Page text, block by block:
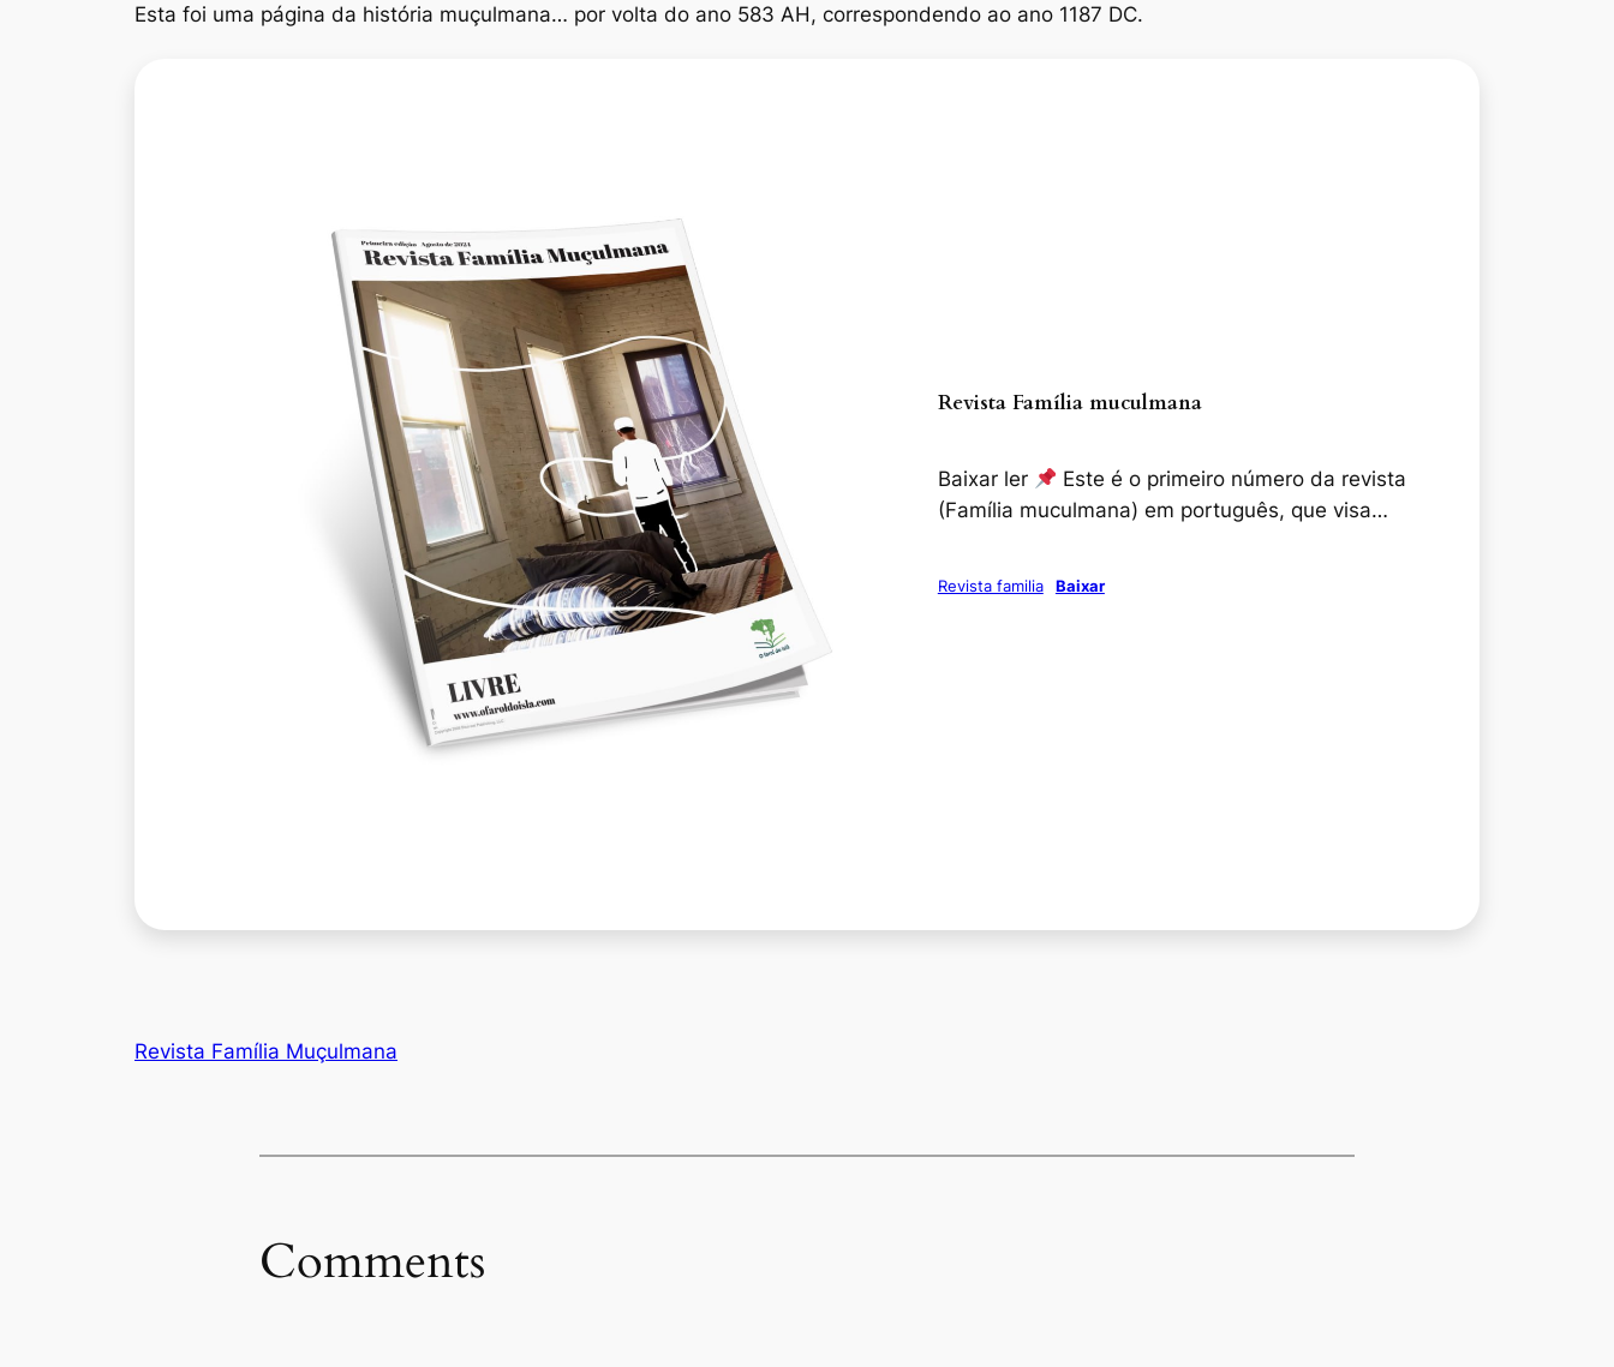
Esta foi uma página da história muçulmana… por volta do ano 583 AH, correspondendo ao ano 1187 DC.
Revista Família muculmana
Baixar ler
Este é o primeiro número da revista
(Família muculmana) em português, que visa…
Revista familia Baixar
Revista Família Muçulmana
Comments